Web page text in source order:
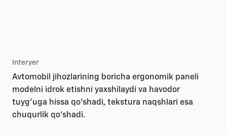
Interyer
Avtomobil jihozlarining boricha ergonomik paneli
modelni idrok etishni yaxshilaydi va havodor
tuyg'uga hissa qo'shadi, tekstura naqshlari esa
chuqurlik qo'shadi.